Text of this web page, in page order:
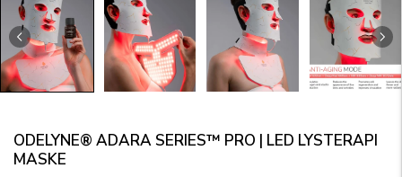
ODELYNE® ADARA SERIES™ PRO | LED LYSTERAPI
MASKE